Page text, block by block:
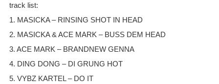
track list:
1. MASICKA – RINSING SHOT IN HEAD
2. MASICKA & ACE MARK – BUSS DEM HEAD
3. ACE MARK – BRANDNEW GENNA
4. DING DONG – DI GRUNG HOT
5. VYBZ KARTEL – DO IT